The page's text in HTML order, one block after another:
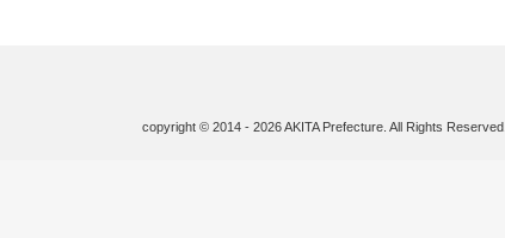
copyright © 2014 - 2026 AKITA Prefecture. All Rights Reserved.